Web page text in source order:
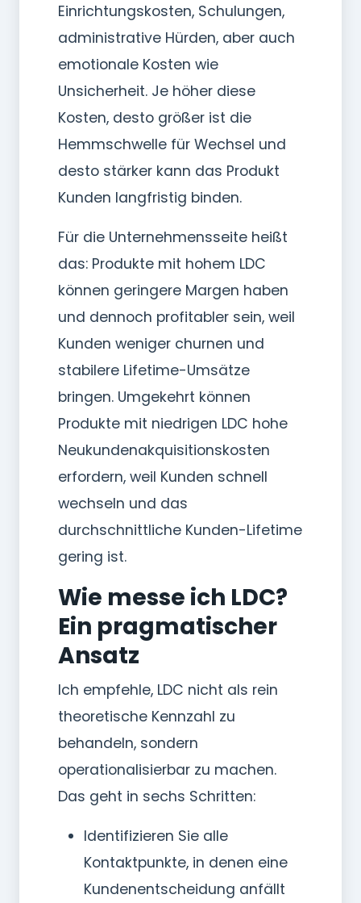
Einrichtungskosten, Schulungen,
administrative Hürden, aber auch
emotionale Kosten wie
Unsicherheit. Je höher diese
Kosten, desto größer ist die
Hemmschwelle für Wechsel und
desto stärker kann das Produkt
Kunden langfristig binden.
Für die Unternehmensseite heißt
das: Produkte mit hohem LDC
können geringere Margen haben
und dennoch profitabler sein, weil
Kunden weniger churnen und
stabilere Lifetime-Umsätze
bringen. Umgekehrt können
Produkte mit niedrigen LDC hohe
Neukundenakquisitionskosten
erfordern, weil Kunden schnell
wechseln und das
durchschnittliche Kunden-Lifetime
gering ist.
Wie messe ich LDC?
Ein pragmatischer
Ansatz
Ich empfehle, LDC nicht als rein
theoretische Kennzahl zu
behandeln, sondern
operationalisierbar zu machen.
Das geht in sechs Schritten:
Identifizieren Sie alle
Kontaktpunkte, in denen eine
Kundenentscheidung anfällt